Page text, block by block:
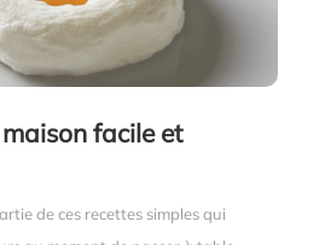
facile et
de ces recettes simples qui